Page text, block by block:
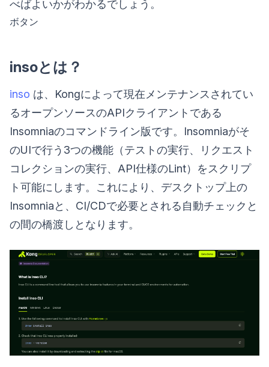
べばよいかがわかるでしょう。
ボタン
insoとは？
inso は、Kongによって現在メンテナンスされてい
るオープンソースのAPIクライアントである
Insomniaのコマンドライン版です。Insomniaがそ
のUIで行う3つの機能（テストの実行、リクエスト
コレクションの実行、API仕様のLint）をスクリプ
ト可能にします。これにより、デスクトップ上の
Insomniaと、CI/CDで必要とされる自動チェックと
の間の橋渡しとなります。